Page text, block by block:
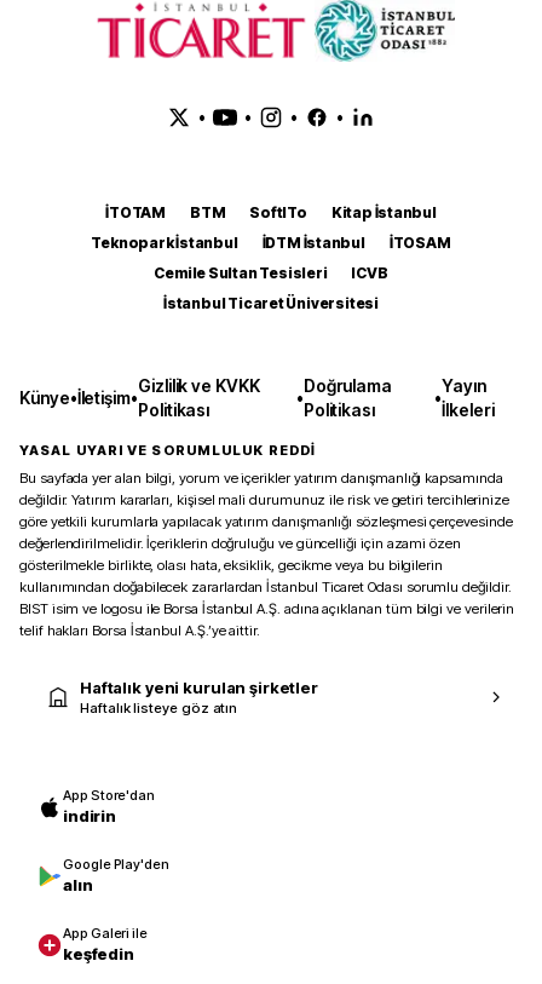
• • • •
İTOTAM BTM SoftITo
Kitap İstanbul
Teknopark İstanbul
İDTM İstanbul
İTOSAM
Cemile Sultan Tesisleri
ICVB
İstanbul Ticaret Üniversitesi
Künye•İletişim•
Gizlilik ve KVKK
Politikası
•
Doğrulama
Politikası
•
Yayın
İlkeleri
YASAL UYARI VE SORUMLULUK REDDİ
Bu sayfada yer alan bilgi, yorum ve içerikler yatırım danışmanlığı kapsamında
değildir. Yatırım kararları, kişisel mali durumunuz ile risk ve getiri tercihlerinize
göre yetkili kurumlarla yapılacak yatırım danışmanlığı sözleşmesi çerçevesinde
değerlendirilmelidir. İçeriklerin doğruluğu ve güncelliği için azami özen
gösterilmekle birlikte, olası hata, eksiklik, gecikme veya bu bilgilerin
kullanımından doğabilecek zararlardan İstanbul Ticaret Odası sorumlu değildir.
BIST isim ve logosu ile Borsa İstanbul A.Ş. adına açıklanan tüm bilgi ve verilerin
telif hakları Borsa İstanbul A.Ş.’ye aittir.
Haftalık yeni kurulan şirketler
Haftalık listeye göz atın
App Store'dan
indirin
Google Play'den
alın
App Galeri ile
keşfedin